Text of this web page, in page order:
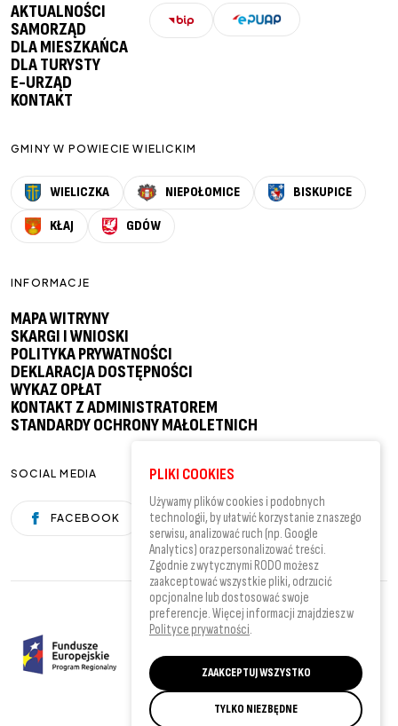
AKTUALNOŚCI
SAMORZĄD
DLA MIESZKAŃCA
DLA TURYSTY
E-URZĄD
KONTAKT
GMINY W POWIECIE WIELICKIM
WIELICZKA NIEPOŁOMICE
BISKUPICE
KŁAJ
GDÓW
INFORMACJE
MAPA WITRYNY
SKARGI I WNIOSKI
POLITYKA PRYWATNOŚCI
DEKLARACJA DOSTĘPNOŚCI
WYKAZ OPŁAT
KONTAKT Z ADMINISTRATOREM
STANDARDY OCHRONY MAŁOLETNICH
SOCIAL MEDIA
FACEBOOK YOUTUBE
PLIKI COOKIES
Używamy plików cookies i podobnych
technologii, by ułatwić korzystanie z naszego
serwisu, analizować ruch (np. Google
Analytics) oraz personalizować treści.
Zgodnie z wytycznymi RODO możesz
zaakceptować wszystkie pliki, odrzucić
opcjonalne lub dostosować swoje
preferencje. Więcej informacji znajdziesz w
Polityce prywatności.
ZAAKCEPTUJ WSZYSTKO
TYLKO NIEZBĘDNE